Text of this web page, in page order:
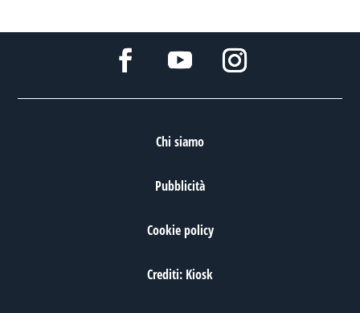
Chi siamo
Pubblicità
Cookie policy
Crediti: Kiosk